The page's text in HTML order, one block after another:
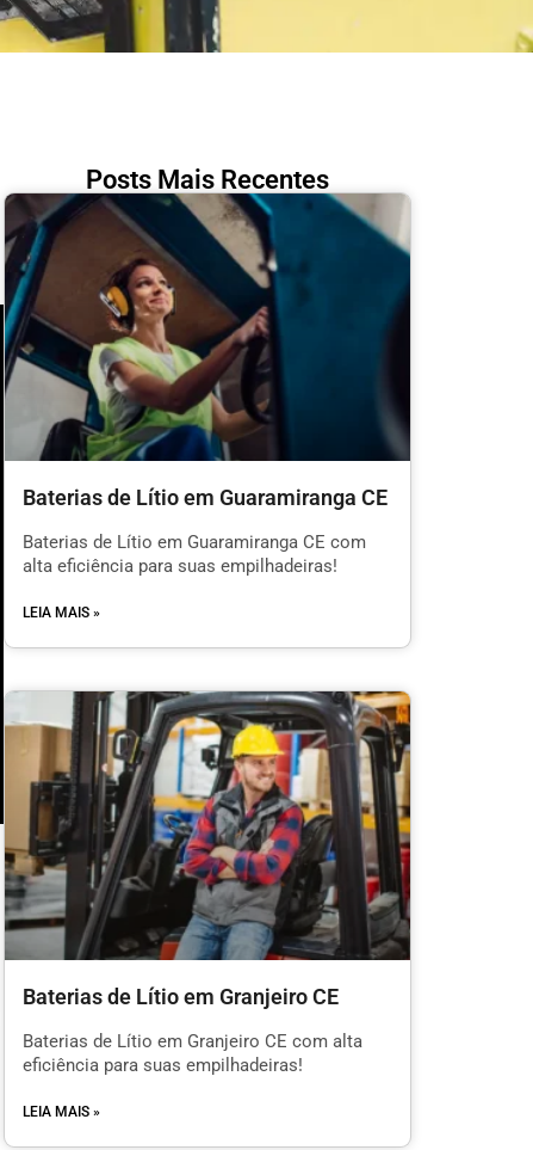
Posts Mais Recentes
Baterias de Lítio em Guaramiranga CE
Baterias de Lítio em Guaramiranga CE com
alta eficiência para suas empilhadeiras!
LEIA MAIS »
Baterias de Lítio em Granjeiro CE
Baterias de Lítio em Granjeiro CE com alta
eficiência para suas empilhadeiras!
LEIA MAIS »